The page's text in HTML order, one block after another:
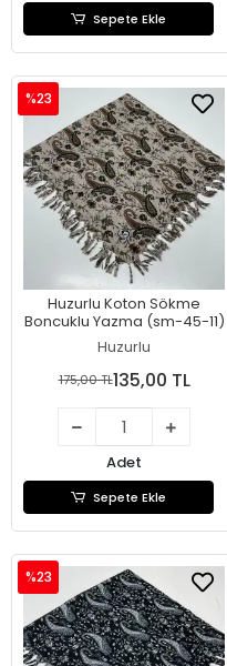
Sepete Ekle
Huzurlu Koton Sökme
Boncuklu Yazma (sm-45-11)
Huzurlu
%23
175,00 TL135,00 TL
Adet
Sepete Ekle
%23